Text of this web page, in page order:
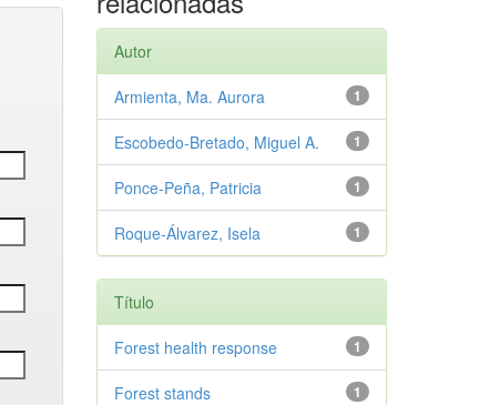
Autor
1
Armienta, Ma. Aurora
1
Escobedo-Bretado, Miguel A.
1
Ponce-Peña, Patricia
1
Roque-Álvarez, Isela
Título
1
Forest health response
1
Forest stands